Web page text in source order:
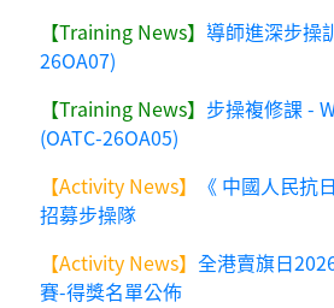
【Training News】 導師進深步操
26OA07)
【Training News】 步操複修課 -
(OATC-26OA05)
【Activity News】
《 中國人民抗
招募步操隊
【Activity News】 全港賣旗日
賽-得獎名單公佈